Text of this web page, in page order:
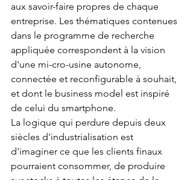
aux savoir-faire propres de chaque
entreprise. Les thématiques contenues
dans le programme de recherche
appliquée correspondent à la vision
d'une mi-cro-usine autonome,
connectée et reconfigurable à souhait,
et dont le business model est inspiré
de celui du smartphone.
La logique qui perdure depuis deux
siècles d'industrialisation est
d'imaginer ce que les clients finaux
pourraient consommer, de produire